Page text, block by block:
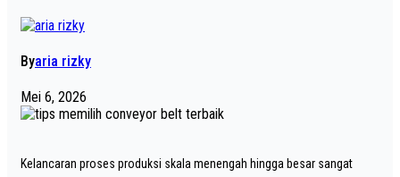
Byaria rizky
Mei 6, 2026
Kelancaran proses produksi skala menengah hingga besar sangat